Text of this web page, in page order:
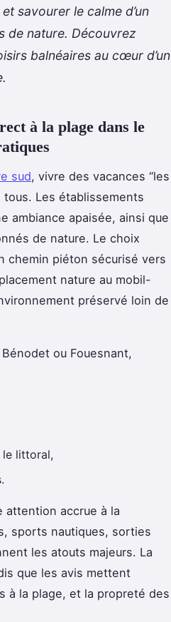
savourer le calme d’un
de nature. Découvrez
balnéaires au cœur d’un
à la plage dans le
sud, vivre des vacances “les
tous. Les établissements
ambiance apaisée, ainsi que
de nature. Le choix
chemin piéton sécurisé vers
nature au mobil-
préservé loin de
ou Fouesnant,
le littoral,
attention accrue à la
sports nautiques, sorties
les atouts majeurs. La
que les avis mettent
à la plage, et la propreté des